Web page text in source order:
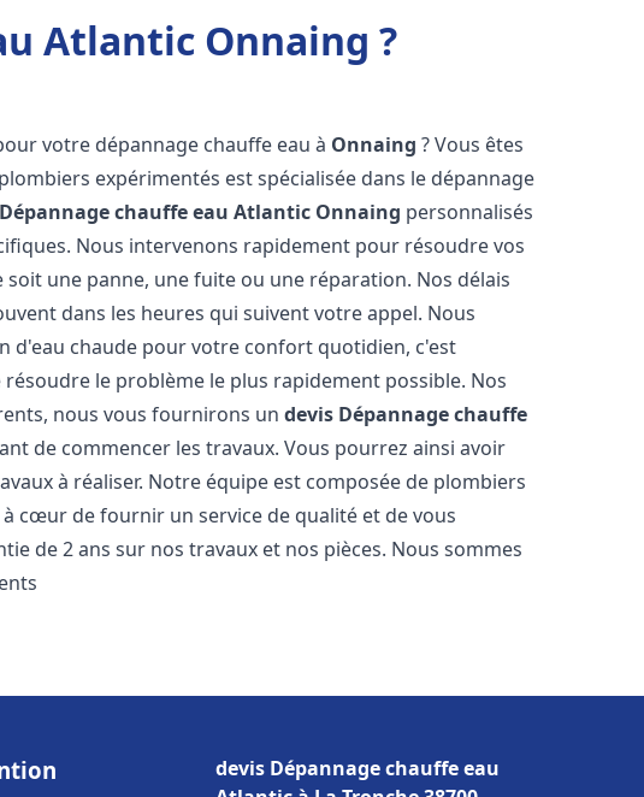
Atlantic Onnaing ?
votre dépannage chauffe eau à Onnaing ? Vous êtes
expérimentés est spécialisée dans le dépannage
chauffe eau Atlantic Onnaing personnalisés
Nous intervenons rapidement pour résoudre vos
une panne, une fuite ou une réparation. Nos délais
dans les heures qui suivent votre appel. Nous
d'eau chaude pour votre confort quotidien, c'est
le problème le plus rapidement possible. Nos
nous vous fournirons undevis Dépannage chauffe
de commencer les travaux. Vous pourrez ainsi avoir
à réaliser. Notre équipe est composée de plombiers
cœur de fournir un service de qualité et de vous
de 2 ans sur nos travaux et nos pièces. Nous sommes
devis Dépannage chauffe eau